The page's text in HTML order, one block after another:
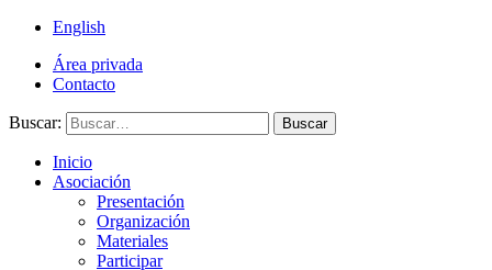
English
Área privada
Contacto
Buscar: Buscar
Inicio
Asociación
Presentación
Organización
Materiales
Participar